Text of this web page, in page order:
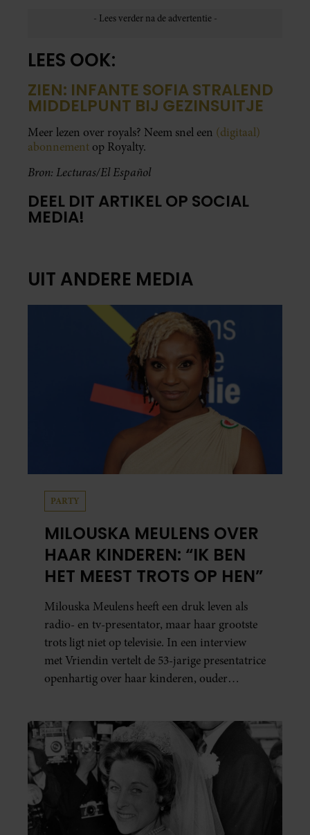
LEES OOK:
ZIEN: INFANTE SOFIA STRALEND
MIDDELPUNT BIJ GEZINSUITJE
Meer lezen over royals? Neem snel een (digitaal)
abonnement op Royalty.
Bron: Lecturas/El Español
DEEL DIT ARTIKEL OP SOCIAL
MEDIA!
UIT ANDERE MEDIA
PARTY
MILOUSKA MEULENS OVER
HAAR KINDEREN: “IK BEN
HET MEEST TROTS OP HEN”
Milouska Meulens heeft een druk leven als
radio- en tv-presentator, maar haar grootste
trots ligt niet op televisie. In een interview
met Vriendin vertelt de 53-jarige presentatrice
openhartig over haar kinderen, ouder
welke levenslessen haar vandaag de dag het
meest bezighouden.